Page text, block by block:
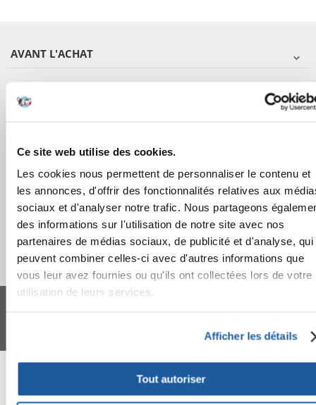
Ce site web utilise des cookies.
Les cookies nous permettent de personnaliser le contenu et
les annonces, d'offrir des fonctionnalités relatives aux
sociaux et d'analyser notre trafic. Nous partageons
des informations sur l'utilisation de notre site avec nos
partenaires de médias sociaux, de publicité et d'analyse, qui
peuvent combiner celles-ci avec d'autres informations que
vous leur avez fournies ou qu'ils ont collectées lors de votre
utilisation de leurs services.
Afficher les détails
Tout autoriser
AVANT L'ACHAT
FERA 24 UG Sede legale: Blankenfelder Dorfstraße 94 15827 Blankenfelde-
© 2024-2026 FERA 24 UG.
FERA INTERNATIONAL: